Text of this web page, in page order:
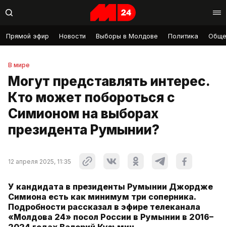
Прямой эфир Новости Выборы в Молдове Политика
В мире
Могут представлять интерес.
Кто может побороться с
Симионом на выборах
президента Румынии?
12 апреля 2025, 11:35
У кандидата в президенты Румынии Джордже
Симиона есть как минимум три соперника.
Подробности рассказал в эфире телеканала
«Молдова 24» посол России в Румынии в 2016–